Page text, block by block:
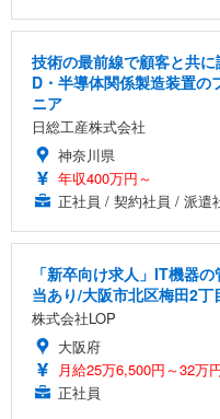
技術の最前線で顧客と共
D・半導体関係製造装置の
ニア
日総工産株式会社
神奈川県
年収400万円～
正社員 / 契約社員 / 派遣
「新卒向け求人」IT機器
当あり/大阪市北区梅田2丁
株式会社LOP
大阪府
月給25万6,500円～32万
正社員